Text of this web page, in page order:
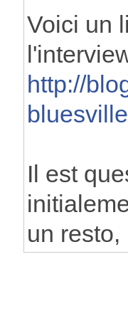
Voici un
http://
Il est
un